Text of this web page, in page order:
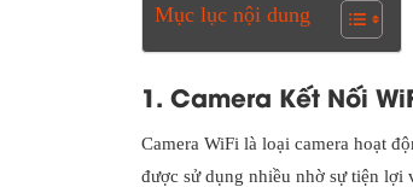
Mục lục nội dung
1. Camera Kết Nối
Camera WiFi là loại camera hoạt
được sử dụng nhiều nhờ sự tiện lợi